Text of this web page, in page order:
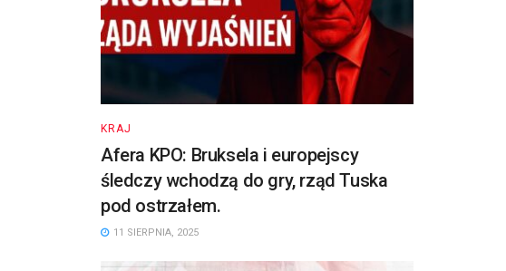
KRAJ
Afera KPO: Bruksela i europejscy
śledczy wchodzą do gry, rząd Tuska
pod ostrzałem.
11 SIERPNIA, 2025